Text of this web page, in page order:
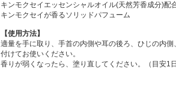
キンモクセイエッセンシャルオイル(天然芳香成分)配
キンモクセイが香るソリッドパフューム
【使用方法】
適量を手に取り、手首の内側や耳の後ろ、ひじの内
付けてお使いください。
香りが弱くなったら、塗り直してください。（目安1